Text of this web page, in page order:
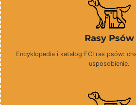
Rasy Psów
Encyklopedia i katalog FCI ras psów:
usposobienie.